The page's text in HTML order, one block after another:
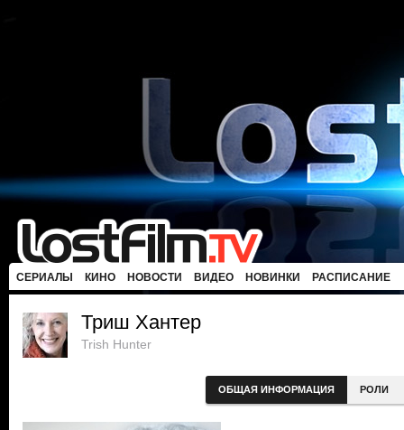
СЕРИАЛЫ КИНО НОВОСТИ ВИДЕО НОВИНКИ РАСПИСАНИЕ
Триш Хантер
Trish Hunter
ОБЩАЯ ИНФОРМАЦИЯ РОЛИ